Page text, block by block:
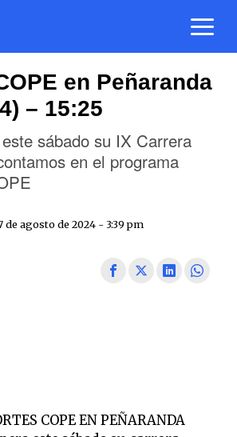
en Peñaranda
– 15:25
sábado su IX Carrera
en el programa
de agosto de 2024 - 3:39 pm
COPE EN PEÑARANDA